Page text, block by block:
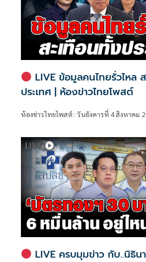
LIVE ข้อมูลคนไทยรั่วไหล
ประเทศ | ห้องข่าวไทยโพสต์
ห้องข่าวไทยโพสต์ : วันอังคารที่ 4 สิงหาคม
LIVE ครบมุมข่าว กับ..นิธิน